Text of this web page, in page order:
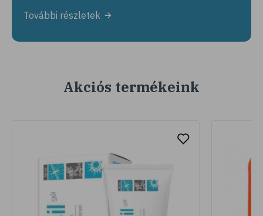
További részletek
Akciós termékeink